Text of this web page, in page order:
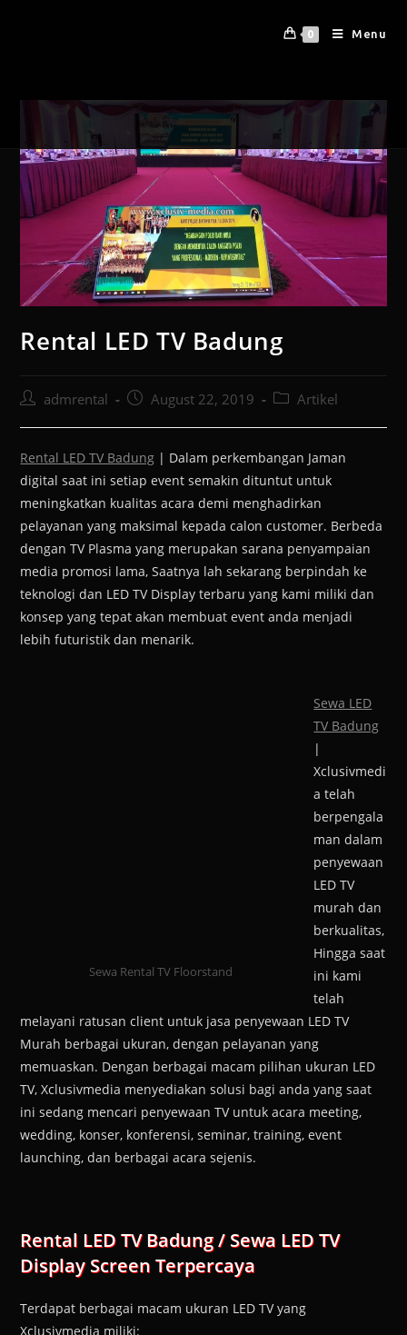
0 Menu
Rental LED TV Badung
admrental August 22, 2019 Artikel
Rental LED TV Badung | Dalam perkembangan Jaman
digital saat ini setiap event semakin dituntut untuk
meningkatkan kualitas acara demi menghadirkan
pelayanan yang maksimal kepada calon customer. Berbeda
dengan TV Plasma yang merupakan sarana penyampaian
media promosi lama, Saatnya lah sekarang berpindah ke
teknologi dan LED TV Display terbaru yang kami miliki dan
konsep yang tepat akan membuat event anda menjadi
lebih futuristik dan menarik.
Sewa Rental TV Floorstand
Sewa LED
TV Badung
|
Xclusivmedi
a telah
berpengala
man dalam
penyewaan
LED TV
murah dan
berkualitas,
Hingga saat
ini kami
telah
melayani ratusan client untuk jasa penyewaan LED TV
Murah berbagai ukuran, dengan pelayanan yang
memuaskan. Dengan berbagai macam pilihan ukuran LED
TV, Xclusivmedia menyediakan solusi bagi anda yang saat
ini sedang mencari penyewaan TV untuk acara meeting,
wedding, konser, konferensi, seminar, training, event
launching, dan berbagai acara sejenis.
Rental LED TV Badung / Sewa LED TV
Display Screen Terpercaya
Terdapat berbagai macam ukuran LED TV yang
Xclusivmedia miliki: